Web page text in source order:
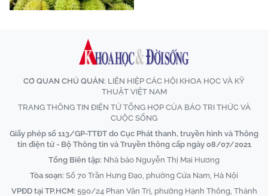
CƠ QUAN CHỦ QUẢN: LIÊN HIỆP CÁC HỘI KHOA HỌC VÀ KỸ
THUẬT VIỆT NAM
TRANG THÔNG TIN ĐIỆN TỬ TỔNG HỢP CỦA BÁO TRI THỨC VÀ
CUỘC SỐNG
Giấy phép số 113/GP-TTĐT do Cục Phát thanh, truyền hình và Thông
tin điện tử - Bộ Thông tin và Truyền thông cấp ngày 08/07/2021
Tổng Biên tập: Nhà báo Nguyễn Thị Mai Hương
Tòa soạn: Số 70 Trần Hưng Đạo, phường Cửa Nam, Hà Nội
VPĐD tại TP.HCM: 590/24 Phan Văn Trị, phường Hạnh Thông, Thành